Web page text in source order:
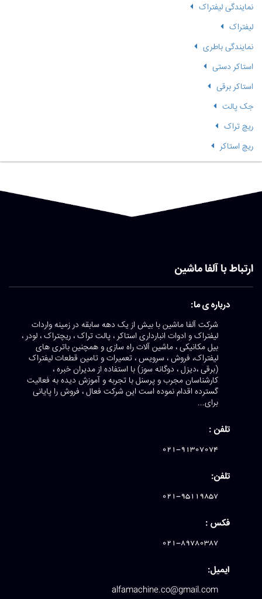
نمایندگی لیفتراک
لیفتراک
نمایندگی باطری
استاکر دستی
استاکر برقی
جک پالت
ریچ تراک
ریچ استاکر
ارتباط با آلفا ماشین
درباره ی ما:
شرکت آلفا ماشین با بیش از یک دهه سابقه در زمینه واردات
لیفتراک و ادوات انبارداری استاکر ، پالت تراک ، ریچتراک ، لودر ،
بیل مکانیکی ، ماشین آلات راه سازی و همچنین باتری های
لیفتراک، فروش ، سرویس ، تعمیرات و تامین قطعات لیفتراک
(برقی ،دیزل ، دوگانه سوز) با استفاده از مدیران خبره ،
کارشناسان مجرب و پرسنل با تجربه و آموزش دیده به فعالیت
گسترده اقدام نموده است این شرکت فعال ، فروش را پایانی
برای...
تلفن :
021-91307074
تلفن:
021-95119857
فکس :
021-89780387
ایمیل:
alfamachine.co@gmail.com